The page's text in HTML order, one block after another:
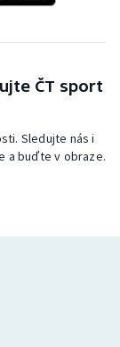
ČT sport
Sledujte nás i
a buďte v obraze.